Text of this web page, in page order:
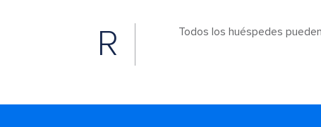
R Todos los huéspedes